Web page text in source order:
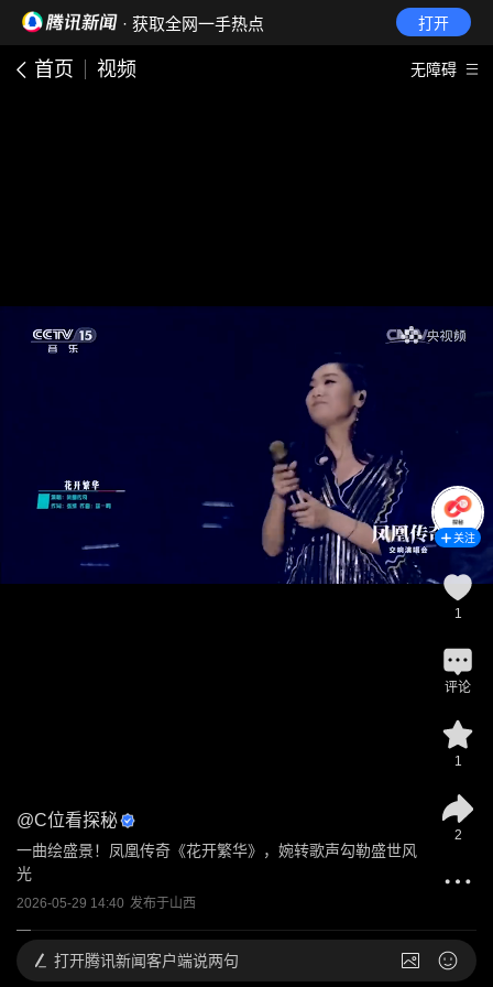
· 获取全网一手热点 打开
首页 视频 无障碍
@C位看探秘
一曲绘盛景！凤凰传奇《花开繁华》，婉转歌声勾勒盛世风
光
2026-05-29 14:40 发布于山西
关注
1
评论
1
2
打开腾讯新闻客户端说两句